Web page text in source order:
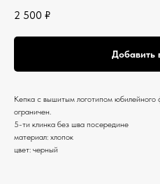
2 500 ₽
Добавить
Кепка с вышитым логотипом
ограничен.
5-ти клинка без шва посередине
материал: хлопок
цвет: черный